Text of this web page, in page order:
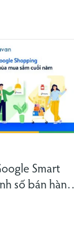
cáo
Smart
số bán hàng